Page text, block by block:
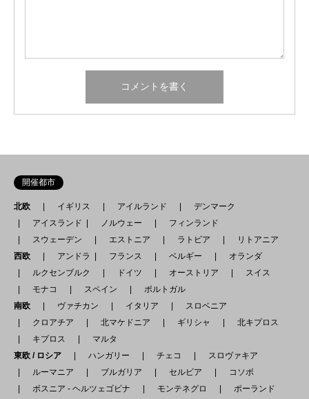
開催都市
北欧 イギリス アイルランド
デンマーク
アイスランド
ノルウェー
フィンランド
スウェーデン
エストニア ラトビア
リトアニア
西欧
アンドラ フランス ベルギー
オランダ
ルクセンブルク
ドイツ オーストリア
スイス
モナコ
スペイン
ポルトガル
南欧
ヴァチカン イタリア
スロベニア
クロアチア
北マケドニア ギリシャ
北キプロス
キプロス
マルタ
東欧 / ロシア
ハンガリー チェコ
スロヴァキア
ルーマニア
ブルガリア セルビア
コソボ
ボスニア - ヘルツェゴビナ
モンテネグロ
ポーランド